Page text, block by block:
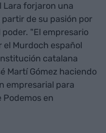
Lara forjaron una
de su pasión por
"El empresario
el Murdoch español
catalana
Martí Gómez haciendo
empresarial para
Podemos en